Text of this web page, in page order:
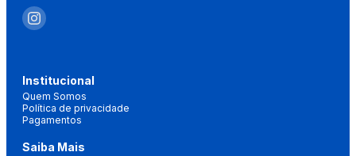
Institucional
Quem Somos
Política de privacidade
Pagamentos
Saiba Mais